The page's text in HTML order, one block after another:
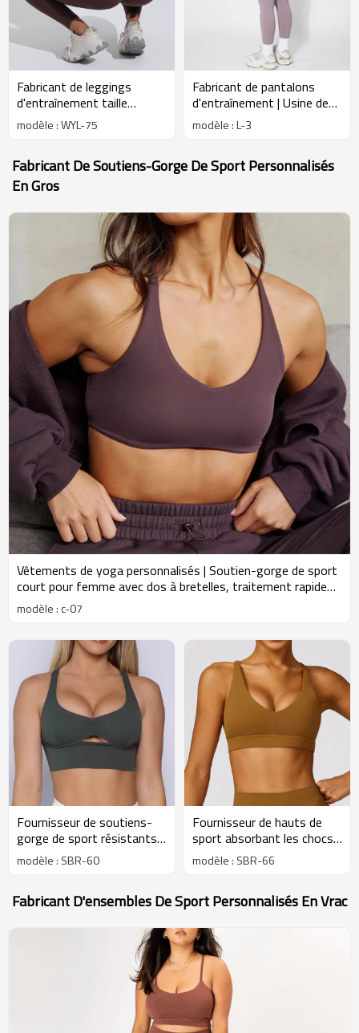
Fabricant de leggings
d'entraînement taille
croisée pour femmes |
Fournisseur de leggings de
modèle : WYL-75
Fabricant de pantalons
d'entraînement | Usine de
leggings d'exercice
athlétique | Leggings
modèle : L-3
Fabricant De Soutiens-Gorge De Sport Personnalisés
En Gros
Vêtements de yoga personnalisés | Soutien-gorge de sport
court pour femme avec dos à bretelles, traitement rapide
des échantillons, OEM/ODM
modèle : c-07
Fournisseur de soutiens-
gorge de sport résistants
et résistants | Fournisseur
de soutiens-gorge de sport
modèle : SBR-60
Fournisseur de hauts de
sport absorbant les chocs
pour la course à pied |
Fournisseur de soutiens-
compression personnalisés
modèle : SBR-66
Fabricant D'ensembles De Sport Personnalisés En Vrac